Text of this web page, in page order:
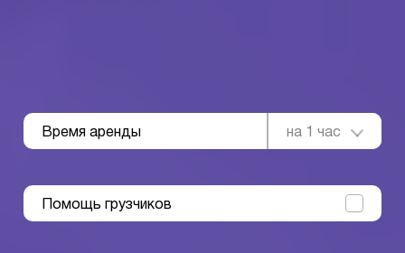
Время аренды на 1 час
Помощь грузчиков